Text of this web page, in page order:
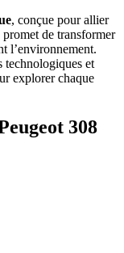
, conçue pour allier
de transformer
l’environnement.
technologiques et
explorer chaque
308